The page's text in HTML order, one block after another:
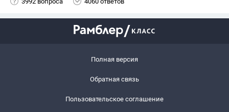
Полная версия
Обратная связь
Пользовательское соглашение